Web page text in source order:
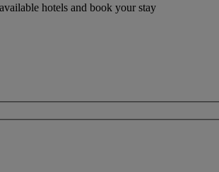
hotels and book your stay